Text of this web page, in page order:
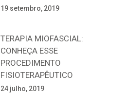
19 setembro, 2019
TERAPIA MIOFASCIAL:
CONHEÇA ESSE
PROCEDIMENTO
FISIOTERAPÊUTICO
24 julho, 2019